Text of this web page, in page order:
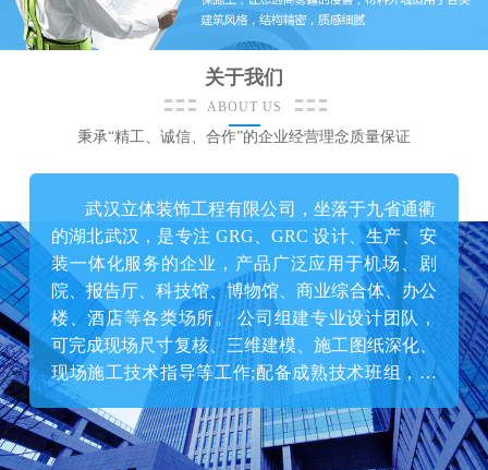
关于我们
ABOUT US
秉承“精工、诚信、合作”的企业经营理念质量保证
武汉立体装饰工程有限公司，坐落于九省通衢
的湖北武汉，是专注 GRG、GRC 设计、生产、安
装一体化服务的企业，产品广泛应用于机场、剧
院、报告厅、科技馆、博物馆、商业综合体、办公
楼、酒店等各类场所。 公司组建专业设计团队，
可完成现场尺寸复核、三维建模、施工图纸深化、
现场施工技术指导等工作;配备成熟技术班组，负
责 CNC 数控加工、模具定制、成品生产;自有专业
安装施工队伍，销售与售后服务网络覆盖全国;标
准化管理体系，为合作客户提供完整售前、售中、